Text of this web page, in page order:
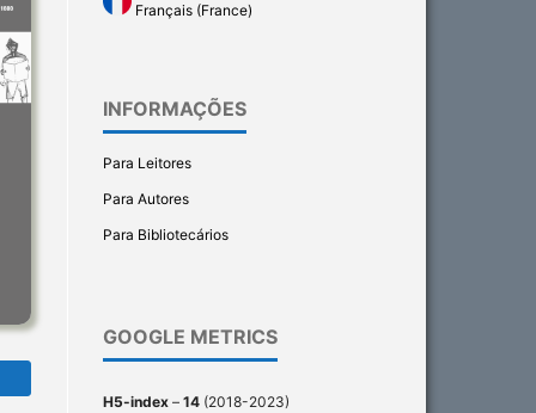
Français (France)
INFORMAÇÕES
Para Leitores
Para Autores
Para Bibliotecários
GOOGLE METRICS
H5-index – 14 (2018-2023)